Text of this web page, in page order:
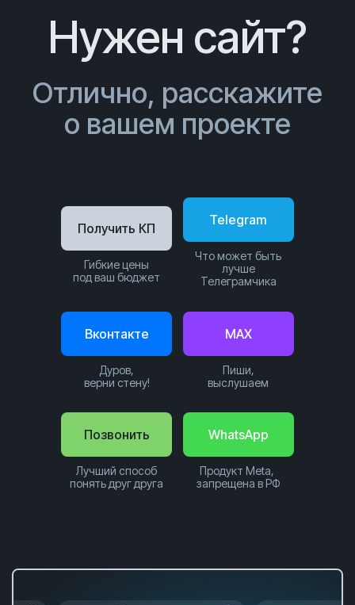
Нужен сайт?
Отлично, расскажите
о вашем проекте
Позвонить
Лучший способ
понять друг друга
WhatsApp
Продукт Meta,
запрещена в РФ
Telegram
Что может быть
лучше
Телеграмчика
Вконтакте
Дуров,
верни стену!
Получить КП
Гибкие цены
под ваш бюджет
MAX
Пиши,
выслушаем